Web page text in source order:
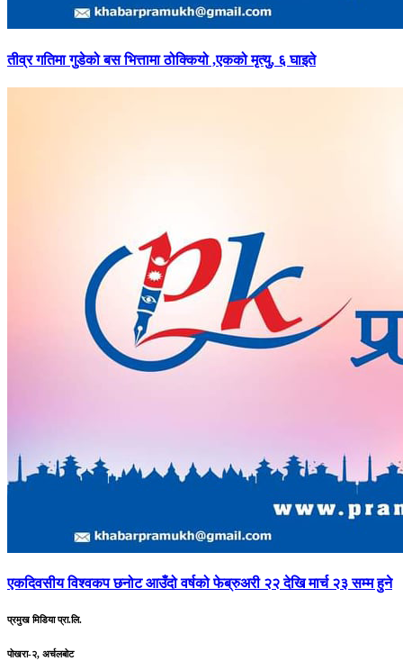
तीव्रगतिमा गुडेको बस भित्तामा ठोक्कियो ,एकको मृत्यु, ६ घाइते
एकदिवसीयविश्वकप छनोट आउँदो वर्षको फेब्रुअरी २२ देखि मार्च २३ सम्म हुने
प्रमुख मिडिया प्रा.लि.
पोखरा-२, अर्चलबोट